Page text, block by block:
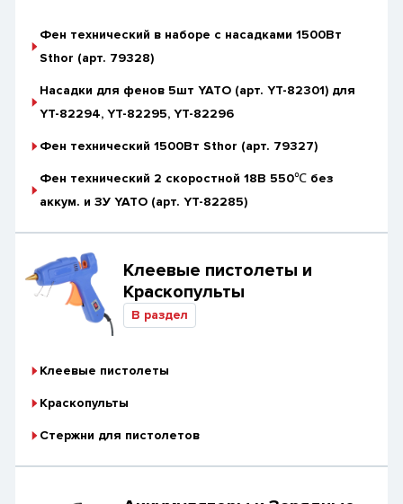
Фен технический в наборе с насадками 1500Вт
Sthor (арт. 79328)
Насадки для фенов 5шт YATO (арт. YT-82301) для
YT-82294, YT-82295, YT-82296
Фен технический 1500Вт Sthor (арт. 79327)
Фен технический 2 скоростной 18В 550℃ без
аккум. и ЗУ YATO (арт. YT-82285)
Клеевые пистолеты и
Краскопульты
В раздел
Клеевые пистолеты
Краскопульты
Стержни для пистолетов